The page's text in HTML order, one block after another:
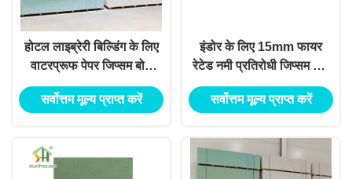
होटल लाइब्रेरी बिल्डिंग के लिए
वाटरप्रूफ पेपर जिप्सम बोर्ड
प्लास्टरबोर्ड
सर्वोत्तम मूल्य प्राप्त करें
इंडोर के लिए 15mm फायर
रेटेड नमी प्रतिरोधी जिप्सम बोर्ड
आइवरी रंग
सर्वोत्तम मूल्य प्राप्त करें